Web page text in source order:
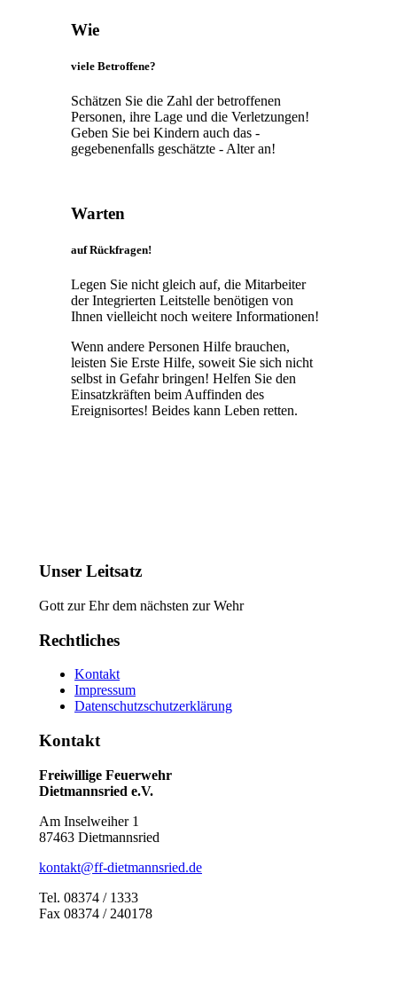
Wie
viele Betroffene?
Schätzen Sie die Zahl der betroffenen
Personen, ihre Lage und die Verletzungen!
Geben Sie bei Kindern auch das -
gegebenenfalls geschätzte - Alter an!
Warten
auf Rückfragen!
Legen Sie nicht gleich auf, die Mitarbeiter
der Integrierten Leitstelle benötigen von
Ihnen vielleicht noch weitere Informationen!
Wenn andere Personen Hilfe brauchen,
leisten Sie Erste Hilfe, soweit Sie sich nicht
selbst in Gefahr bringen! Helfen Sie den
Einsatzkräften beim Auffinden des
Ereignisortes! Beides kann Leben retten.
Unser Leitsatz
Gott zur Ehr dem nächsten zur Wehr
Rechtliches
Kontakt
Impressum
Datenschutzschutzerklärung
Kontakt
Freiwillige Feuerwehr
Dietmannsried e.V.
Am Inselweiher 1
87463 Dietmannsried
kontakt@ff-dietmannsried.de
Tel. 08374 / 1333
Fax 08374 / 240178